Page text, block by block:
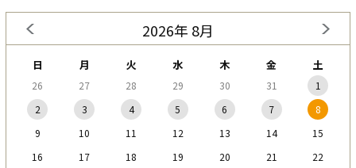
2026年 8月
日 月 火 水 木 金 土
26 27 28 29 30 31
1
2
3 4 5 6 7
8
9
10 11 12 13 14
15
16
17 18 19 20 21
22